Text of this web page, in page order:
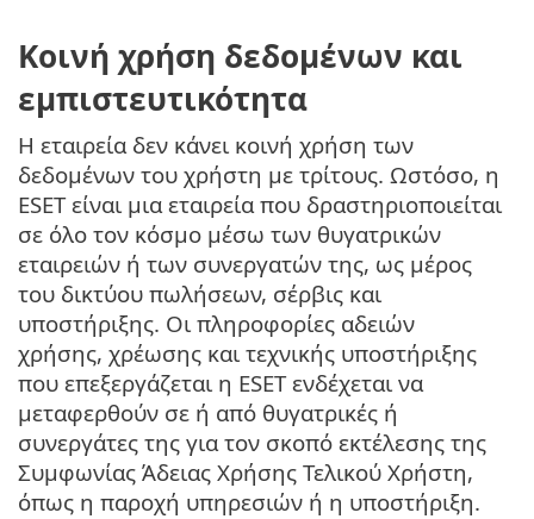
Κοινή χρήση δεδομένων και
εμπιστευτικότητα
Η εταιρεία δεν κάνει κοινή χρήση των
δεδομένων του χρήστη με τρίτους. Ωστόσο, η
ESET είναι μια εταιρεία που δραστηριοποιείται
σε όλο τον κόσμο μέσω των θυγατρικών
εταιρειών ή των συνεργατών της, ως μέρος
του δικτύου πωλήσεων, σέρβις και
υποστήριξης. Οι πληροφορίες αδειών
χρήσης, χρέωσης και τεχνικής υποστήριξης
που επεξεργάζεται η ESET ενδέχεται να
μεταφερθούν σε ή από θυγατρικές ή
συνεργάτες της για τον σκοπό εκτέλεσης της
Συμφωνίας Άδειας Χρήσης Τελικού Χρήστη,
όπως η παροχή υπηρεσιών ή η υποστήριξη.